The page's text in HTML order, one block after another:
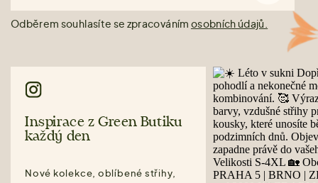
Odběrem souhlasíte se zpracováním osobních údajů.
Inspirace z Green Butiku
každý den
Nové kolekce, oblíbené střihy,